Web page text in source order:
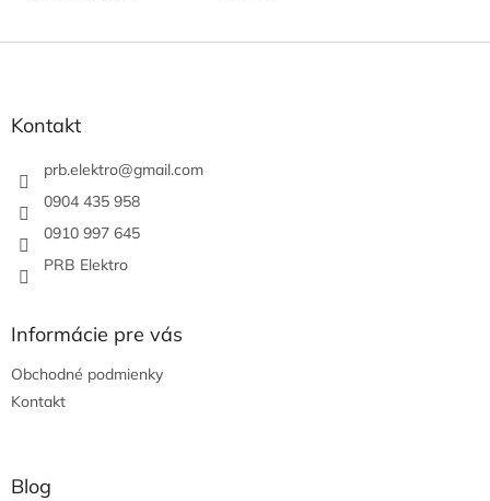
Z
Kontakt
prb.elektro@gmail.com
0904 435 958
0910 997 645
PRB Elektro
Informácie pre vás
Obchodné podmienky
Kontakt
Blog